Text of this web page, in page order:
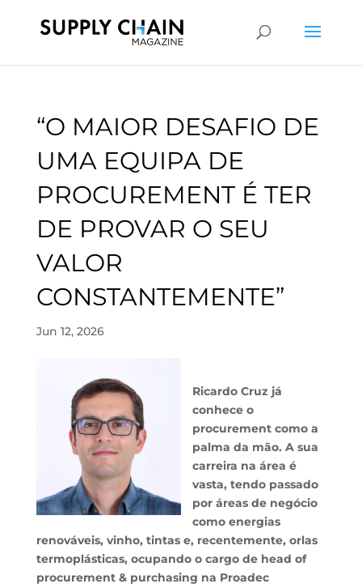
“O MAIOR DESAFIO DE
UMA EQUIPA DE
PROCUREMENT É TER
DE PROVAR O SEU
VALOR
CONSTANTEMENTE”
Jun 12, 2026
Ricardo Cruz já
conhece o
procurement como a
palma da mão. A sua
carreira na área é
vasta, tendo passado
por áreas de negócio
como energias
renováveis, vinho, tintas e, recentemente, orlas
termoplásticas, ocupando o cargo de head of
procurement & purchasing na Proadec